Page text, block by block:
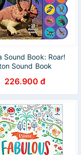
Sound Book: Roar!
Sound Book
226.900 đ